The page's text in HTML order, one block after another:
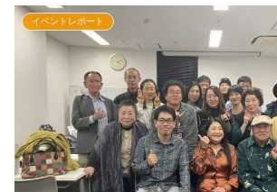
イベントレポート